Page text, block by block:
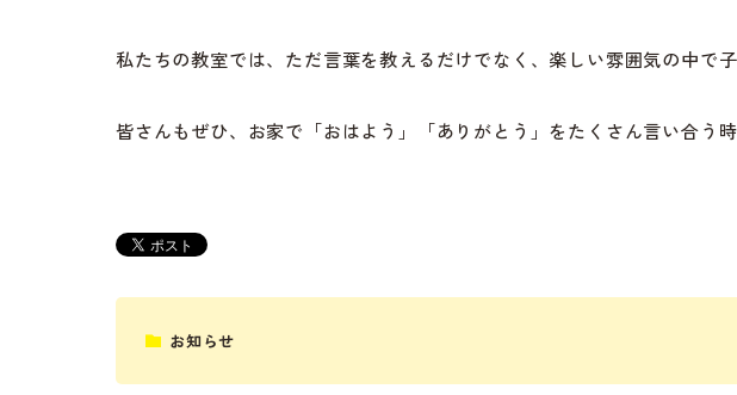
私たちの教室では、ただ言葉を教えるだけでなく、楽しい雰囲気の中で
皆さんもぜひ、お家で「おはよう」「ありがとう」をたくさん言い合う
お知らせ